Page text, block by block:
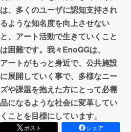
は、多くのユーザに認知支持され
るような知名度を向上させない
と、アート活動で生きていくこと
は困難です。我々EnoGGは、
アートがもっと身近で、公共施設
に展開していく事で、多様なニー
ズや課題を抱えた方にとって必需
品になるような社会に変革してい
くことを目標にしています。
ポスト
シェア